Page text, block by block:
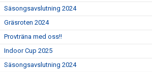
Säsongsavslutning 2024
Gräsroten 2024
Provträna med oss!!
Indoor Cup 2025
Säsongsavslutning 2024